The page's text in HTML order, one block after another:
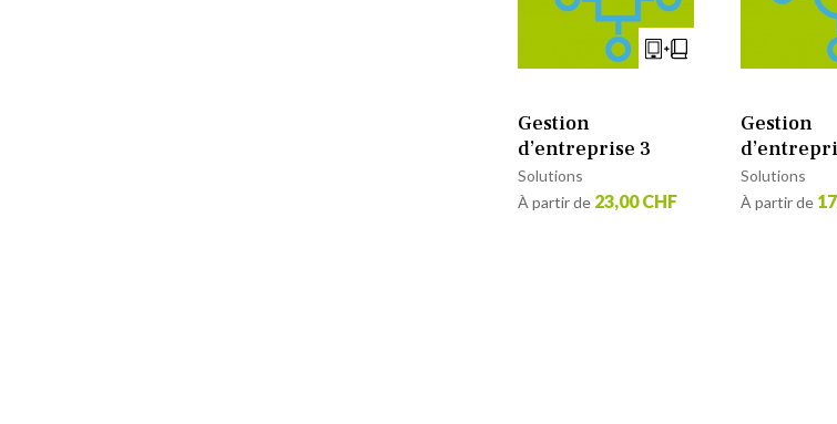
Gestion
d’entreprise 3
Solutions
À partir de 23,00 CHF
Gestion
Solutions
À partir de